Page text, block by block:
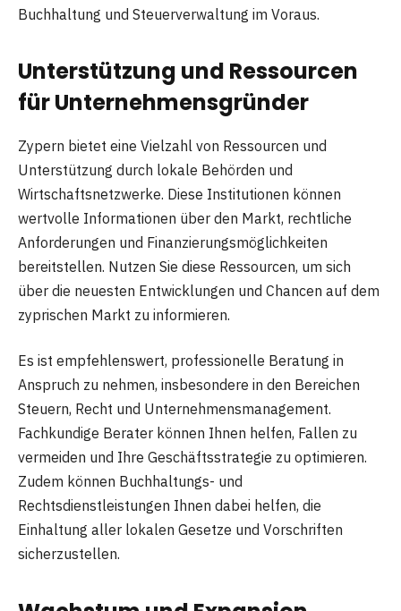
Buchhaltung und Steuerverwaltung im Voraus.
Unterstützung und Ressourcen
für Unternehmensgründer
Zypern bietet eine Vielzahl von Ressourcen und
Unterstützung durch lokale Behörden und
Wirtschaftsnetzwerke. Diese Institutionen können
wertvolle Informationen über den Markt, rechtliche
Anforderungen und Finanzierungsmöglichkeiten
bereitstellen. Nutzen Sie diese Ressourcen, um sich
über die neuesten Entwicklungen und Chancen auf dem
zyprischen Markt zu informieren.
Es ist empfehlenswert, professionelle Beratung in
Anspruch zu nehmen, insbesondere in den Bereichen
Steuern, Recht und Unternehmensmanagement.
Fachkundige Berater können Ihnen helfen, Fallen zu
vermeiden und Ihre Geschäftsstrategie zu optimieren.
Zudem können Buchhaltungs- und
Rechtsdienstleistungen Ihnen dabei helfen, die
Einhaltung aller lokalen Gesetze und Vorschriften
sicherzustellen.